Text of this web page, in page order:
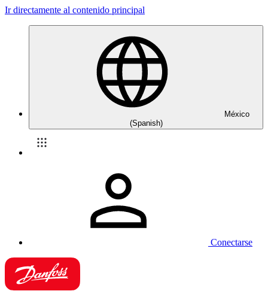
Ir directamente al contenido principal
México
(Spanish)
Conectarse